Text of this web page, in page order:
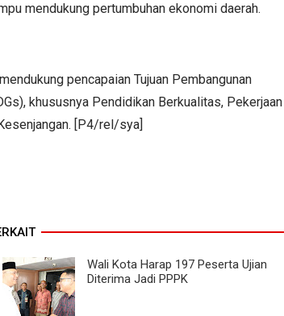
mendukung pertumbuhan ekonomi daerah.
pencapaian Tujuan Pembangunan
khususnya Pendidikan Berkualitas, Pekerjaan
[P4/rel/sya]
Wali Kota Harap 197 Peserta Ujian
Diterima Jadi PPPK